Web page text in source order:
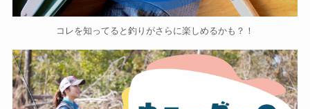
コレを知ってると釣りがさらに楽しめるかも？！